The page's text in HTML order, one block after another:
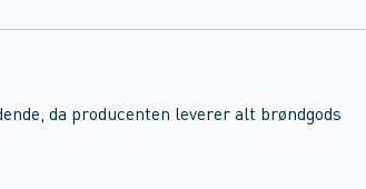
da producenten leverer alt brøndgods